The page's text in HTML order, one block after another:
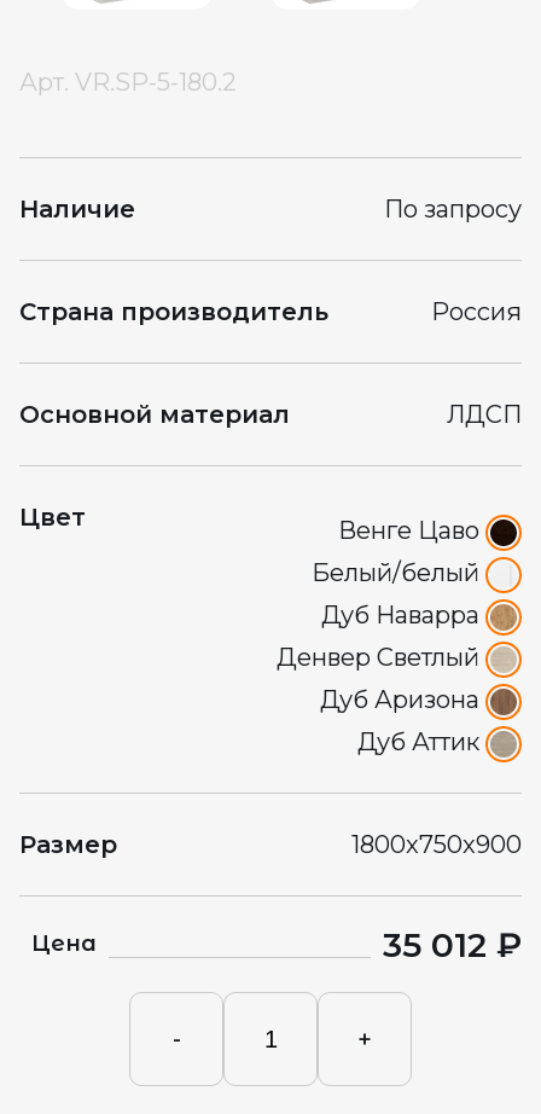
Арт. VR.SP-5-180.2
Наличие По запросу
Страна производитель Россия
Основной материал ЛДСП
Цвет
Венге Цаво
Белый/белый
Дуб Наварра
Денвер Светлый
Дуб Аризона
Дуб Аттик
Размер 1800x750x900
Цена 35 012 ₽
- +